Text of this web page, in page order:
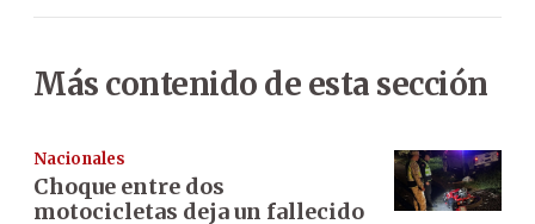
Más contenido de esta sección
Nacionales
Choque entre dos
motocicletas deja un fallecido